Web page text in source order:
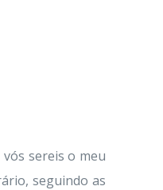
sereis o meu
seguindo as